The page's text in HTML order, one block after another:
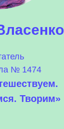
№ 1474
Творим»